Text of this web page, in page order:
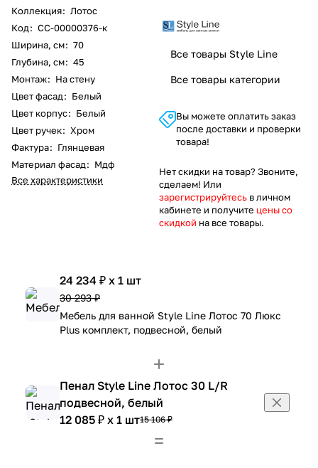
Коллекция: Лотос
Код: СС-00000376-к
Ширина, см: 70
Глубина, см: 45
Монтаж: На стену
Цвет фасад: Белый
Цвет корпус: Белый
Цвет ручек: Хром
Фактура: Глянцевая
Материал фасад: Мдф
Все характеристики
Все товары Style Line
Все товары категории
Вы можете оплатить заказ
после доставки и проверки
товара!
Нет скидки на товар? Звоните,
сделаем! Или
зарегистрируйтесь в личном
кабинете и получите цены со
скидкой на все товары.
24 234 ₽ x 1 шт
30 293 ₽
Мебель для ванной Style Line Лотос 70 Люкс
Plus комплект, подвесной, белый
Пенал Style Line Лотос 30 L/R
подвесной, белый
12 085 ₽ x 1 шт15 106 ₽